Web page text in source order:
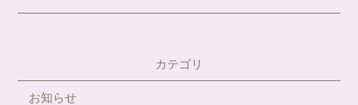
カテゴリ
お知らせ